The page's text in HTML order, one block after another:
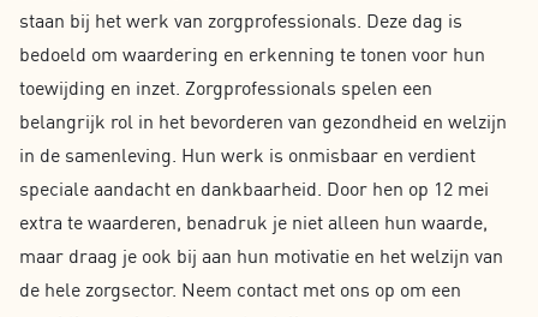
staan bij het werk van zorgprofessionals. Deze dag is
bedoeld om waardering en erkenning te tonen voor hun
toewijding en inzet. Zorgprofessionals spelen een
belangrijk rol in het bevorderen van gezondheid en welzijn
in de samenleving. Hun werk is onmisbaar en verdient
speciale aandacht en dankbaarheid. Door hen op 12 mei
extra te waarderen, benadruk je niet alleen hun waarde,
maar draag je ook bij aan hun motivatie en het welzijn van
de hele zorgsector. Neem contact met ons op om een